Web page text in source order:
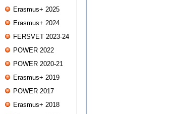
Erasmus+ 2025
Erasmus+ 2024
FERSVET 2023-24
POWER 2022
POWER 2020-21
Erasmus+ 2019
POWER 2017
Erasmus+ 2018